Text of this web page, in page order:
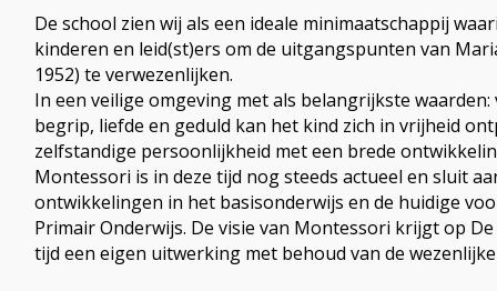
De school zien wij als een ideale minimaatschappij
kinderen en leid(st)ers om de uitgangspunten van
1952) te verwezenlijken.
In een veilige omgeving met als belangrijkste
begrip, liefde en geduld kan het kind zich in vrijheid
zelfstandige persoonlijkheid met een brede
Montessori is in deze tijd nog steeds actueel en sluit
ontwikkelingen in het basisonderwijs en de huidige
Primair Onderwijs. De visie van Montessori krijgt op
tijd een eigen uitwerking met behoud van de